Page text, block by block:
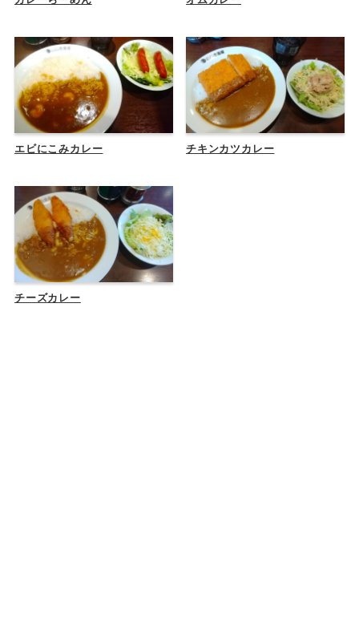
エビにこみカレー チキンカツカレー
チーズカレー